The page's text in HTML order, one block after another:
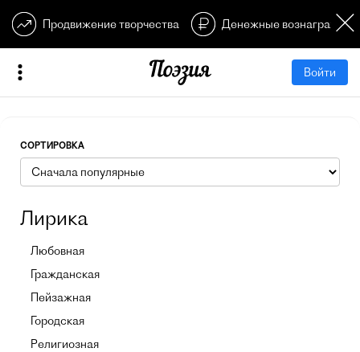
Продвижение творчества Денежные
Войти
СОРТИРОВКА
Лирика
Любовная
Гражданская
Пейзажная
Городская
Религиозная